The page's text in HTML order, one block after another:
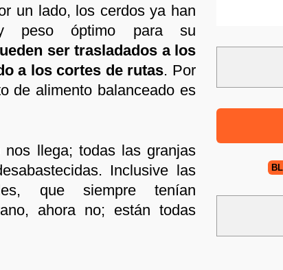
un lado, los cerdos ya han
peso óptimo para su
ser trasladados a los
a los cortes de rutas. Por
de alimento balanceado es
nos llega; todas las granjas
Inclusive las
que siempre tenían
ahora no; están todas